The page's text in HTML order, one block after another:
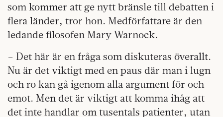
som kommer att ge nytt bränsle till debatten i
flera länder, tror hon. Medförfattare är den
ledande filosofen Mary Warnock.
– Det här är en fråga som diskuteras överallt.
Nu är det viktigt med en paus där man i lugn
och ro kan gå igenom alla argument för och
emot. Men det är viktigt att komma ihåg att
det inte handlar om tusentals patienter, utan